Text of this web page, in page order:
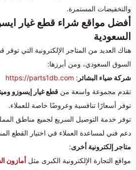
والتخفيضات المستمرة.
أفضل مواقع شراء قطع غيار
السعودية
هناك العديد من المتاجر الإلكترونية التي
السوق السعودي، ومن أبرزها:
شركة ضياء البشائر :
https://parts1db.com
تقدم مجموعة واسعة من قطع غيار إيسوزو
توفر أسعارًا تنافسية وعروضًا خاصة للعملاء.
توفر خدمة التوصيل السريع لجميع مناطق
دعم فني لمساعدة العملاء في اختيار القطع
متاجر إلكترونية أخرى:
مواقع التجارة الإلكترونية الكبرى مثل أمازون